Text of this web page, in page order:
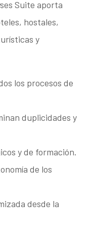
Suite aporta
hostales,
y
los procesos de
duplicidades y
y de formación.
de los
desde la